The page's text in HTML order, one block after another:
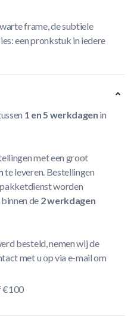
frame, de subtiele
een pronkstuk in iedere
1 en 5 werkdagen in
met een groot
te leveren. Bestellingen
worden
de 2 werkdagen
besteld, nemen wij de
met u op via e-mail om
€100